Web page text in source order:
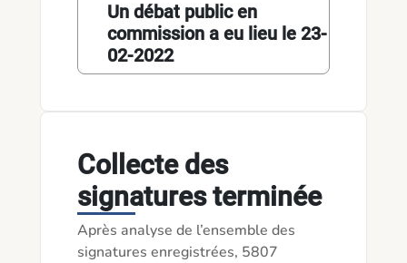
Un débat public en
commission a eu lieu le 23-
02-2022
Collecte des
signatures terminée
Après analyse de l’ensemble des
signatures enregistrées, 5807